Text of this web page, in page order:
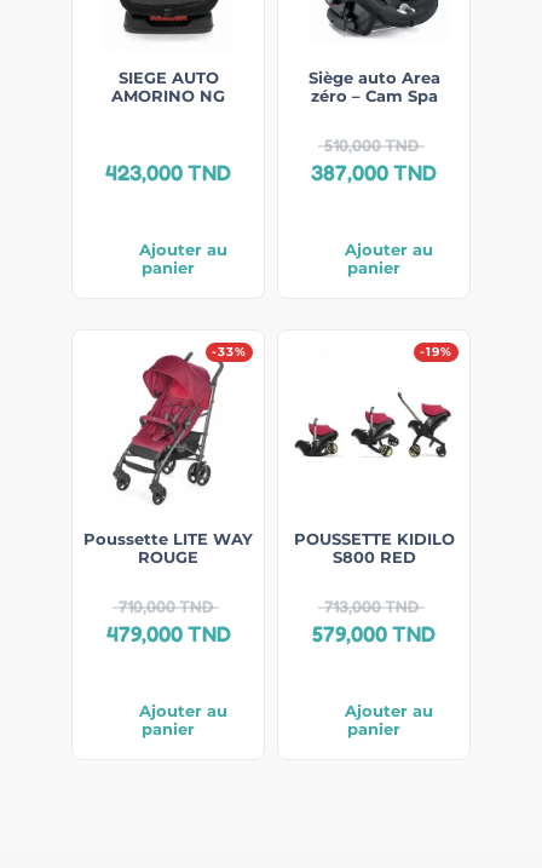
SIEGE AUTO
AMORINO NG
423,000TND
Ajouter au
panier
Siège auto Area
zéro – Cam Spa
510,000TND
387,000TND
Ajouter au
panier
-33%
Poussette LITE WAY
ROUGE
710,000TND
479,000TND
Ajouter au
panier
-19%
POUSSETTE KIDILO
S800 RED
713,000TND
579,000TND
Ajouter au
panier